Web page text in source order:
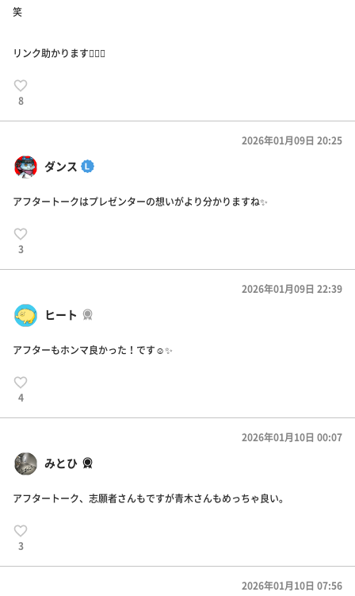
笑
リンク助かります🙇🏻‍♂️
8
ダンス
2026年01月09日 20:25
アフタートークはプレゼンターの想いがより分かりますね✨
3
ヒート
2026年01月09日 22:39
アフターもホンマ良かった！です☺️✨
4
みとひ
2026年01月10日 00:07
アフタートーク、志願者さんもですが青木さんもめっちゃ良い。
3
2026年01月10日 07:56